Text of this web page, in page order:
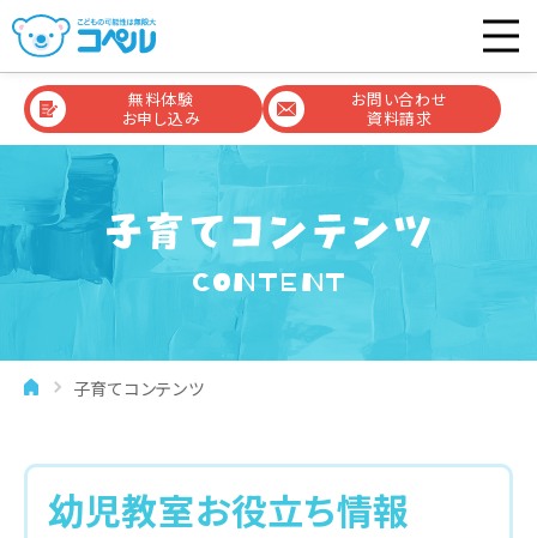
無料体験
お申し込み
お問い合わせ
資料請求
CONTENT
子育てコンテンツ
幼児教室お役立ち情報